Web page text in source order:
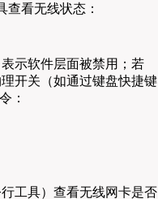
查看无线状态：
表示软件层面被禁用；若
理开关（如通过键盘快捷键
：
行工具）查看无线网卡是否